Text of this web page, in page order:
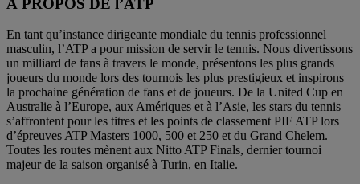
En tant qu’instance dirigeante mondiale du tennis professionnel
masculin, l’ATP a pour mission de servir le tennis. Nous divertissons
un milliard de fans à travers le monde, présentons les plus grands
joueurs du monde lors des tournois les plus prestigieux et inspirons
la prochaine génération de fans et de joueurs. De la United Cup en
Australie à l’Europe, aux Amériques et à l’Asie, les stars du tennis
s’affrontent pour les titres et les points de classement PIF ATP lors
d’épreuves ATP Masters 1000, 500 et 250 et du Grand Chelem.
Toutes les routes mènent aux Nitto ATP Finals, dernier tournoi
majeur de la saison organisé à Turin, en Italie.